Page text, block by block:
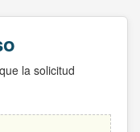
la solicitud